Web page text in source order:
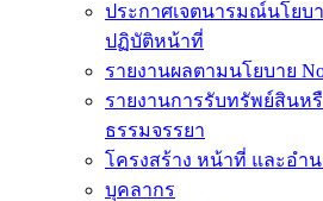
ประกาศเจตนารมณ์นโยบา
ปฏิบัติหน้าที่
รายงานผลตามนโยบาย
รายงานการรับทรัพย์สินห
ธรรมจรรยา
โครงสร้าง หน้าที่ และอำน
บุคลากร